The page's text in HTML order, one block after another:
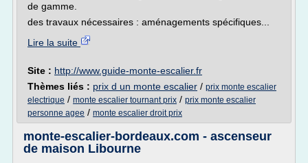
de gamme.
des travaux nécessaires : aménagements spécifiques...
Lire la suite
Site : http://www.guide-monte-escalier.fr
Thèmes liés : prix d un monte escalier / prix monte escalier
electrique / monte escalier tournant prix / prix monte escalier
personne agee / monte escalier droit prix
monte-escalier-bordeaux.com - ascenseur
de maison Libourne